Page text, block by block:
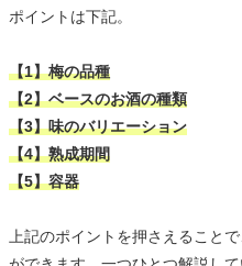
ポイントは下記。
【1】梅の品種
【2】ベースのお酒の種類
【3】味のバリエーション
【4】熟成期間
【5】容器
上記のポイントを押さえること